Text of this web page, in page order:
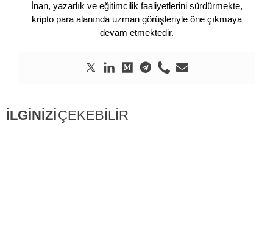
İnan, yazarlık ve eğitimcilik faaliyetlerini sürdürmekte,
kripto para alanında uzman görüşleriyle öne çıkmaya
devam etmektedir.
İLGİNİZİÇEKEBİLİR